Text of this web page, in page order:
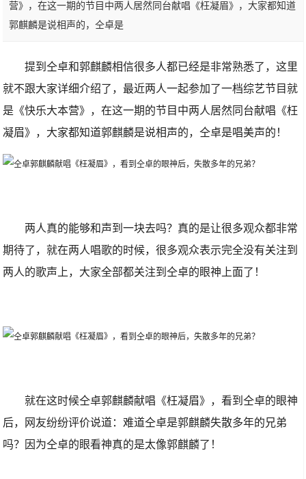
营》，在这一期的节目中两人居然同台献唱《枉凝眉》，大家都知道
郭麒麟是说相声的，仝卓是
提到仝卓和郭麒麟相信很多人都已经是非常熟悉了，这里
就不跟大家详细介绍了，最近两人一起参加了一档综艺节目就
是《快乐大本营》，在这一期的节目中两人居然同台献唱《枉
凝眉》，大家都知道郭麒麟是说相声的，仝卓是唱美声的！
两人真的能够和声到一块去吗？真的是让很多观众都非常
期待了，就在两人唱歌的时候，很多观众表示完全没有关注到
两人的歌声上，大家全部都关注到仝卓的眼神上面了！
就在这时候仝卓郭麒麟献唱《枉凝眉》，看到仝卓的眼神
后，网友纷纷评价说道：难道仝卓是郭麒麟失散多年的兄弟
吗？因为仝卓的眼看神真的是太像郭麒麟了！